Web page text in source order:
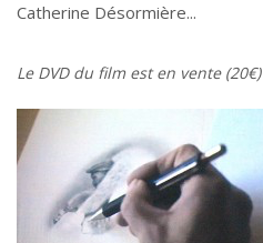
Catherine Désormière
Le DVD du film est en vente (20€)